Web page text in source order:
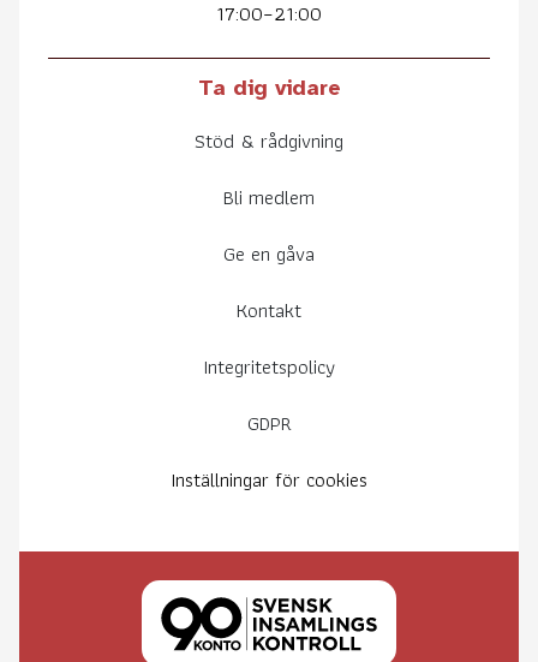
17:00–21:00
Ta dig vidare
Stöd & rådgivning
Bli medlem
Ge en gåva
Kontakt
Integritetspolicy
GDPR
Inställningar för cookies